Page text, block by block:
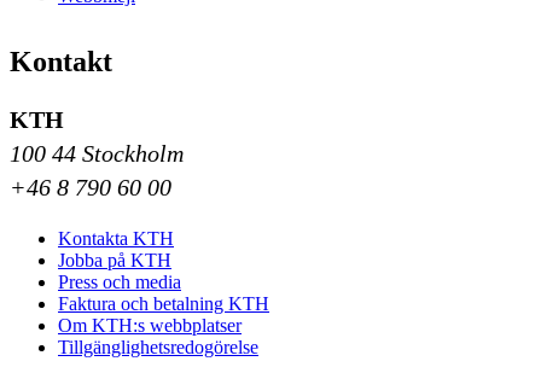
Kontakt
KTH
100 44 Stockholm
+46 8 790 60 00
Kontakta KTH
Jobba på KTH
Press och media
Faktura och betalning KTH
Om KTH:s webbplatser
Tillgänglighetsredogörelse